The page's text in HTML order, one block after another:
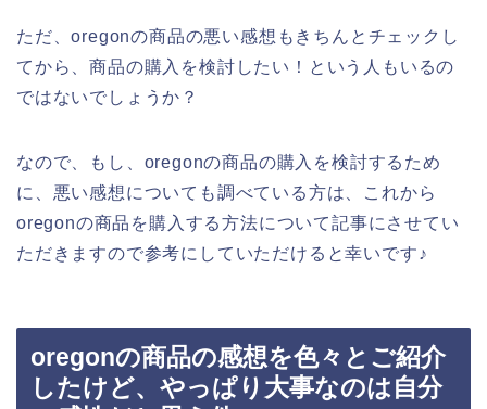
ただ、oregonの商品の悪い感想もきちんとチェックし
てから、商品の購入を検討したい！という人もいるの
ではないでしょうか？
なので、もし、oregonの商品の購入を検討するため
に、悪い感想についても調べている方は、これから
oregonの商品を購入する方法について記事にさせてい
ただきますので参考にしていただけると幸いです♪
oregonの商品の感想を色々とご紹介
したけど、やっぱり大事なのは自分